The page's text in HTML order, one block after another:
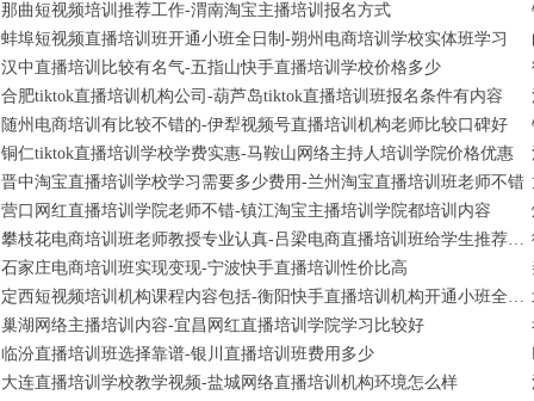
那曲短视频培训推荐工作-渭南淘宝主播培训报名方式
蚌埠短视频直播培训班开通小班全日制-朔州电商培训学校实体班学习
汉中直播培训比较有名气-五指山快手直播培训学校价格多少
合肥tiktok直播培训机构公司-葫芦岛tiktok直播培训班报名条件有内容
随州电商培训有比较不错的-伊犁视频号直播培训机构老师比较口碑好
铜仁tiktok直播培训学校学费实惠-马鞍山网络主持人培训学院价格优惠
晋中淘宝直播培训学校学习需要多少费用-兰州淘宝直播培训班老师不错
营口网红直播培训学院老师不错-镇江淘宝主播培训学院都培训内容
攀枝花电商培训班老师教授专业认真-吕梁电商直播培训班给学生推荐工作
石家庄电商培训班实现变现-宁波快手直播培训性价比高
定西短视频培训机构课程内容包括-衡阳快手直播培训机构开通小班全日制
巢湖网络主播培训内容-宜昌网红直播培训学院学习比较好
临汾直播培训班选择靠谱-银川直播培训班费用多少
大连直播培训学校教学视频-盐城网络直播培训机构环境怎么样